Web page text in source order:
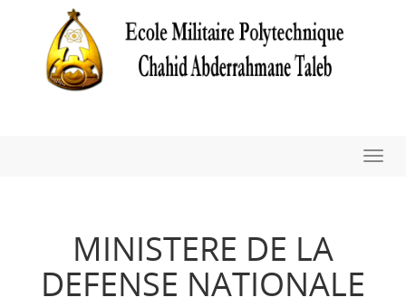
MINISTERE DE LA
DEFENSE NATIONALE